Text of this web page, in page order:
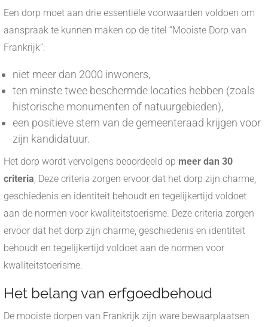
Een dorp moet aan drie essentiële voorwaarden voldoen om
aanspraak te kunnen maken op de titel “Mooiste Dorp van
Frankrijk”:
niet meer dan 2000 inwoners,
ten minste twee beschermde locaties hebben (zoals
historische monumenten of natuurgebieden),
een positieve stem van de gemeenteraad krijgen voor
zijn kandidatuur.
Het dorp wordt vervolgens beoordeeld op meer dan 30
criteria, Deze criteria zorgen ervoor dat het dorp zijn charme,
geschiedenis en identiteit behoudt en tegelijkertijd voldoet
aan de normen voor kwaliteitstoerisme. Deze criteria zorgen
ervoor dat het dorp zijn charme, geschiedenis en identiteit
behoudt en tegelijkertijd voldoet aan de normen voor
kwaliteitstoerisme.
Het belang van erfgoedbehoud
De mooiste dorpen van Frankrijk zijn ware bewaarplaatsen